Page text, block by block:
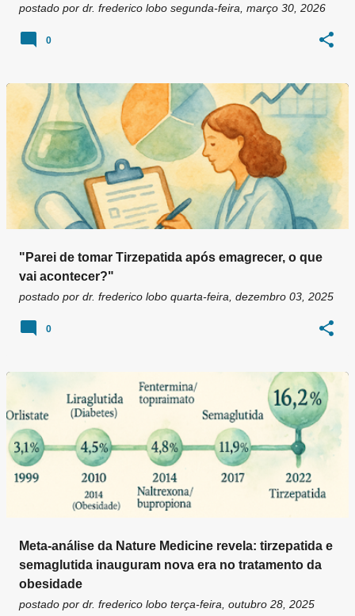
postado por dr. frederico lobo segunda-feira, março 30, 2026
0
"Parei de tomar Tirzepatida após emagrecer, o que
vai acontecer?"
postado por dr. frederico lobo quarta-feira, dezembro 03, 2025
0
Meta-análise da Nature Medicine revela: tirzepatida e
semaglutida inauguram nova era no tratamento da
obesidade
postado por dr. frederico lobo terça-feira, outubro 28, 2025